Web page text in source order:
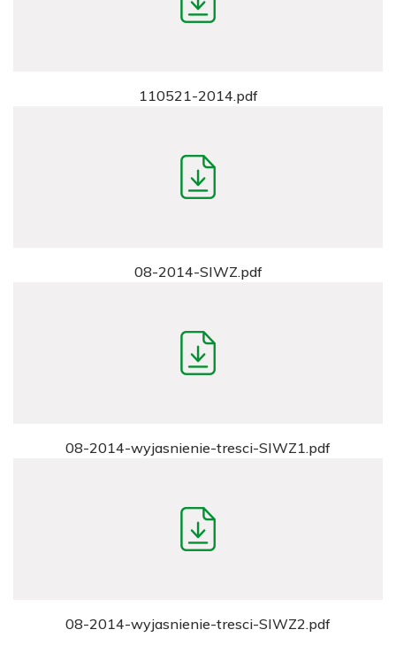
110521-2014.pdf
08-2014-SIWZ.pdf
08-2014-wyjasnienie-tresci-SIWZ1.pdf
08-2014-wyjasnienie-tresci-SIWZ2.pdf